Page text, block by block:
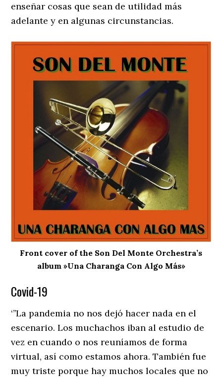
enseñar cosas que sean de utilidad más
adelante y en algunas circunstancias.
Front cover of the Son Del Monte Orchestra’s
album »Una Charanga Con Algo Más»
Covid-19
‘’’La pandemia no nos dejó hacer nada en el
escenario. Los muchachos iban al estudio de
vez en cuando o nos reuníamos de forma
virtual, así como estamos ahora. También fue
muy triste porque hay muchos locales que no